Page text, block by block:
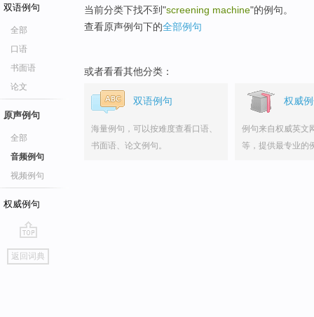
双语例句
全部
口语
书面语
论文
原声例句
全部
音频例句
视频例句
权威例句
go
top
返回词典
当前分类下找不到"screening machine"的例句。
查看原声例句下的全部例句
或者看看其他分类：
双语例句
海量例句，可以按难度查看口语、
书面语、论文例句。
权威
例句来自权威英文
等，提供最专业的